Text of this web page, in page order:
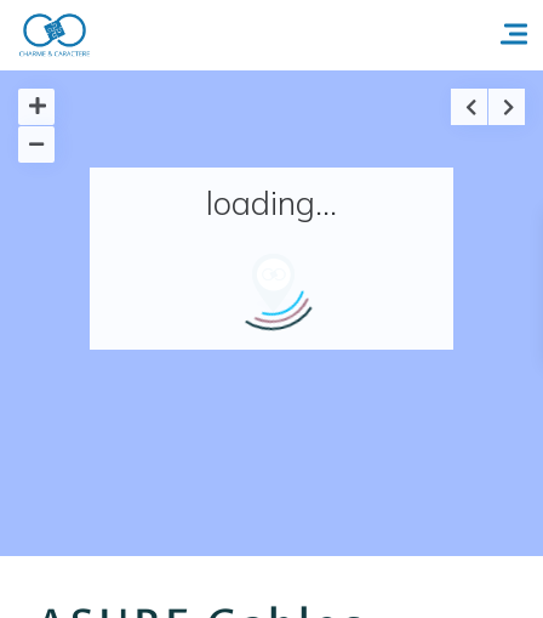
Accueil
Nos adresses en France
loading...